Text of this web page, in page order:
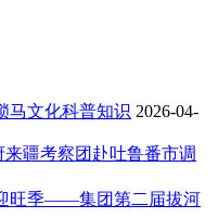
马文化科普知识 2026-04-
疆考察团赴吐鲁番市调
旺季——集团第二届拔河